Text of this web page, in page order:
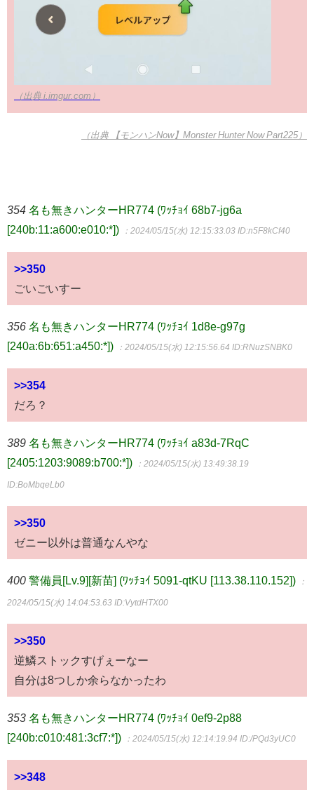
（出典 i.imgur.com）
（出典 【モンハンNow】Monster Hunter Now Part225）
354 名も無きハンターHR774 (ﾜｯﾁｮｲ 68b7-jg6a
[240b:11:a600:e010:*])
：2024/05/15(水) 12:15:33.03 ID:n5F8kCf40
>>350
ごいごいすー
356 名も無きハンターHR774 (ﾜｯﾁｮｲ 1d8e-g97g
[240a:6b:651:a450:*])
：2024/05/15(水) 12:15:56.64 ID:RNuzSNBK0
>>354
だろ？
389 名も無きハンターHR774 (ﾜｯﾁｮｲ a83d-7RqC
[2405:1203:9089:b700:*])
：2024/05/15(水) 13:49:38.19
ID:BoMbqeLb0
>>350
ゼニー以外は普通なんやな
400 警備員[Lv.9][新苗] (ﾜｯﾁｮｲ 5091-qtKU [113.38.110.152]) ：
2024/05/15(水) 14:04:53.63 ID:VytdHTX00
>>350
逆鱗ストックすげぇーなー
自分は8つしか余らなかったわ
353 名も無きハンターHR774 (ﾜｯﾁｮｲ 0ef9-2p88
[240b:c010:481:3cf7:*])
：2024/05/15(水) 12:14:19.94 ID:/PQd3yUC0
>>348